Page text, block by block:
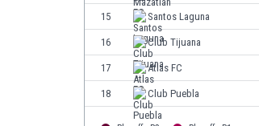
15 Santos Laguna
16 Club Tijuana
17 Atlas FC
18 Club Puebla